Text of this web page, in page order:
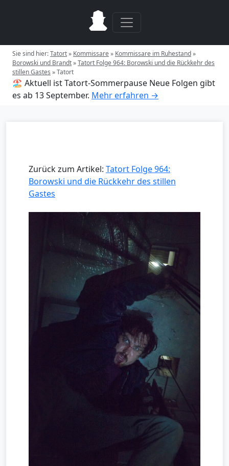
Sie sind hier:Tatort» Kommissare» Kommissare im Ruhestand»
Borowski und Brandt»Tatort Folge 964: Borowski und die Rückkehr des
stillen Gastes »Tatort
🏖️ Aktuell ist Tatort-Sommerpause Neue Folgen gibt
es ab 13 September. Mehr erfahren →
Zurück zum Artikel: Tatort Folge 964:
Borowski und die Rückkehr des stillen
Gastes